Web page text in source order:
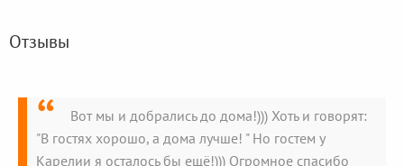
Отзывы
Вот мы и добрались до дома!))) Хоть и говорят:
"В гостях хорошо, а дома лучше! " Но гостем у
Карелии я осталось бы ещё!))) Огромное спасибо